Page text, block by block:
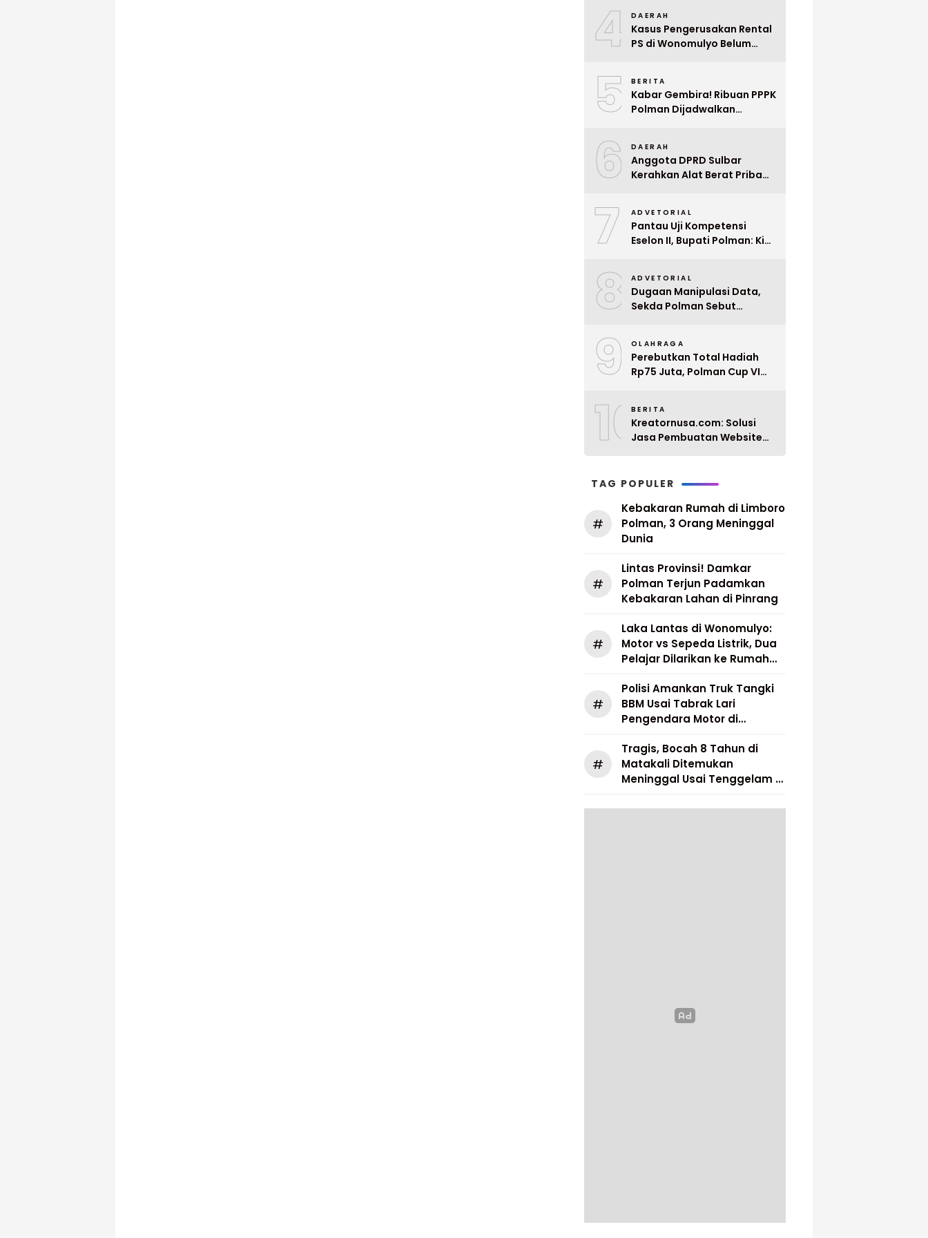
4 DAERAH
Kasus Pengerusakan Rental
PS di Wonomulyo Belum
Pelaku
5 BERITA
Kabar Gembira! Ribuan PPPK
Polman Dijadwalkan
6 DAERAH
Anggota DPRD Sulbar
Kerahkan Alat Berat Pribadi
7 ADVETORIAL
Pantau Uji Kompetensi
Eselon II, Bupati Polman: Kita
8 ADVETORIAL
Dugaan Manipulasi Data,
Sekda Polman Sebut
Ditunda
9 OLAHRAGA
Perebutkan Total Hadiah
Rp75 Juta, Polman Cup VI
10BERITA
Kreatornusa.com: Solusi
Jasa Pembuatan Website
TAG POPULER
#
Kebakaran Rumah di Limboro
Polman, 3 Orang Meninggal
Dunia
#
Lintas Provinsi! Damkar
Polman Terjun Padamkan
Kebakaran Lahan di Pinrang
#
Laka Lantas di Wonomulyo:
Motor vs Sepeda Listrik, Dua
Pelajar Dilarikan ke Rumah
#
Polisi Amankan Truk Tangki
BBM Usai Tabrak Lari
Pengendara Motor di
#
Tragis, Bocah 8 Tahun di
Matakali Ditemukan
Meninggal Usai Tenggelam di